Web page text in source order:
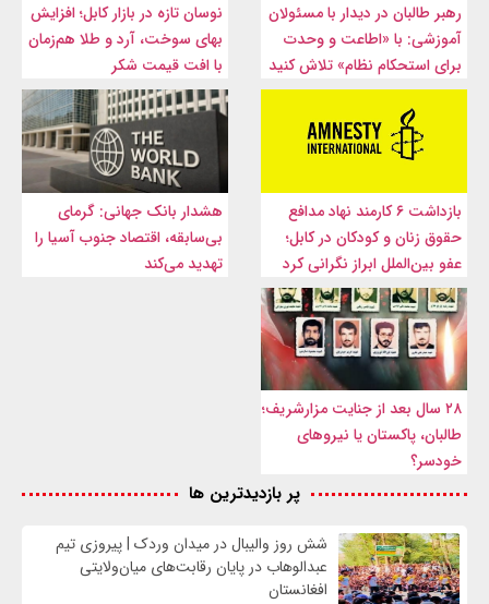
رهبر طالبان در دیدار با مسئولان
آموزشی: با «اطاعت و وحدت
برای استحکام نظام» تلاش کنید
نوسان تازه در بازار کابل؛ افزایش
بهای سوخت، آرد و طلا هم‌زمان
با افت قیمت شکر
بازداشت ۶ کارمند نهاد مدافع
حقوق زنان و کودکان در کابل؛
عفو بین‌الملل ابراز نگرانی کرد
هشدار بانک جهانی: گرمای
بی‌سابقه، اقتصاد جنوب آسیا را
تهدید می‌کند
۲۸ سال بعد از جنایت مزارشریف؛
طالبان، پاکستان یا نیروهای
خودسر؟
پر بازدیدترین ها
شش روز والیبال در میدان وردک | پیروزی تیم
عبدالوهاب در پایان رقابت‌های میان‌ولایتی
افغانستان